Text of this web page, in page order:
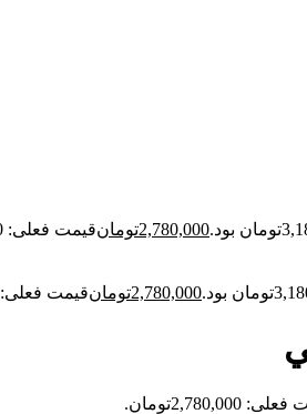
2,780,000تومانقیمت فعلی: 2,780,000تومان.
2,780,000تومانقیمت فعلی: 2,780,000تومان.
2,780,000تومان.